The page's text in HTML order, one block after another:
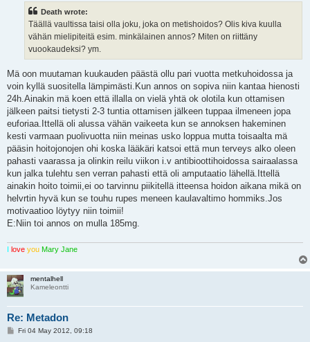
Death wrote:
Täällä vaultissa taisi olla joku, joka on metishoidos? Olis kiva kuulla
vähän mielipiteitä esim. minkälainen annos? Miten on riittäny
vuookaudeksi? ym.
Mä oon muutaman kuukauden päästä ollu pari vuotta metkuhoidossa ja
voin kyllä suositella lämpimästi.Kun annos on sopiva niin kantaa hienosti
24h.Ainakin mä koen että illalla on vielä yhtä ok olotila kun ottamisen
jälkeen paitsi tietysti 2-3 tuntia ottamisen jälkeen tuppaa ilmeneen jopa
euforiaa.Ittellä oli alussa vähän vaikeeta kun se annoksen hakeminen
kesti varmaan puolivuotta niin meinas usko loppua mutta toisaalta mä
pääsin hoitojonojen ohi koska lääkäri katsoi että mun terveys alko oleen
pahasti vaarassa ja olinkin reilu viikon i.v antibioottihoidossa sairaalassa
kun jalka tulehtu sen verran pahasti että oli amputaatio lähellä.Ittellä
ainakin hoito toimii,ei oo tarvinnu piikitellä itteensa hoidon aikana mikä on
helvrtin hyvä kun se touhu rupes meneen kaulavaltimo hommiks.Jos
motivaatioo löytyy niin toimii!
E:Niin toi annos on mulla 185mg.
I love you Mary Jane
mentalhell
Kameleontti
Re: Metadon
PFri 04 May 2012, 09:18